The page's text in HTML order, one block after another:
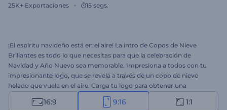
25K+ Exportaciones 15 segs.
¡El espíritu navideño está en el aire! La intro de Copos de Nieve
Brillantes es todo lo que necesitas para que la celebración de
Navidad y Año Nuevo sea memorable. Impresiona a todos con tu
impresionante logo, que se revela a través de un copo de nieve
helado que vuela en el aire. Carga tu logo para obtener una
animación de video de alta resolución con solo un par de clics. Es
perfecto para intros festivas, comerciales de televisión navideños,
16:9 9:16 1:1